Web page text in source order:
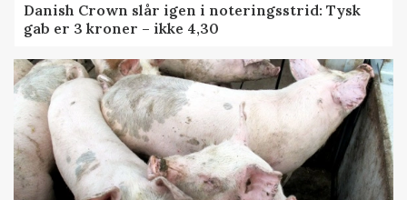
Danish Crown slår igen i noteringsstrid: Tysk
gab er 3 kroner – ikke 4,30